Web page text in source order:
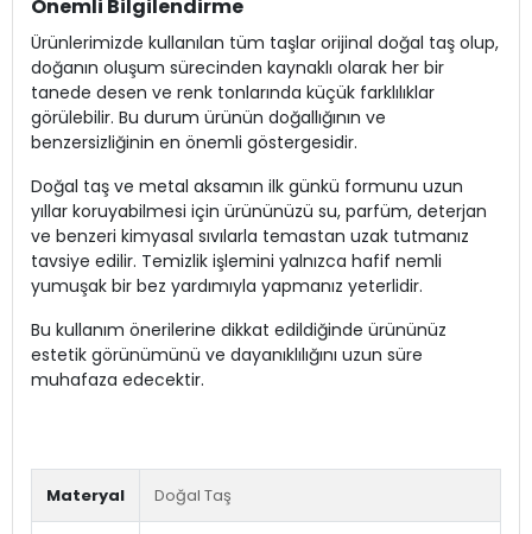
Önemli Bilgilendirme
Ürünlerimizde kullanılan tüm taşlar orijinal doğal taş olup,
doğanın oluşum sürecinden kaynaklı olarak her bir
tanede desen ve renk tonlarında küçük farklılıklar
görülebilir. Bu durum ürünün doğallığının ve
benzersizliğinin en önemli göstergesidir.
Doğal taş ve metal aksamın ilk günkü formunu uzun
yıllar koruyabilmesi için ürününüzü su, parfüm, deterjan
ve benzeri kimyasal sıvılarla temastan uzak tutmanız
tavsiye edilir. Temizlik işlemini yalnızca hafif nemli
yumuşak bir bez yardımıyla yapmanız yeterlidir.
Bu kullanım önerilerine dikkat edildiğinde ürününüz
estetik görünümünü ve dayanıklılığını uzun süre
muhafaza edecektir.
Materyal Doğal Taş